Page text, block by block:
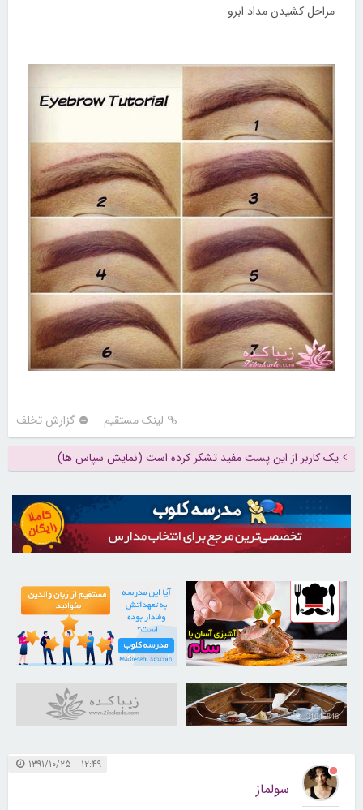
مراحل کشیدن مداد ابرو
لینک مستقیم گزارش تخلف
یک کاربر از این پست مفید تشکر کرده است (نمایش سپاس ها)
30260689
21733984
31045846
۱۲:۴۹ ۱۳۹۱/۱۰/۲۵
سولماز